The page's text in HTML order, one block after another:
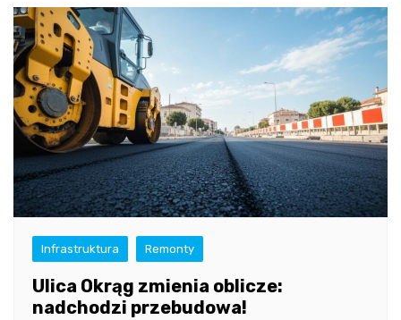
Infrastruktura Remonty
Ulica Okrąg zmienia oblicze:
nadchodzi przebudowa!